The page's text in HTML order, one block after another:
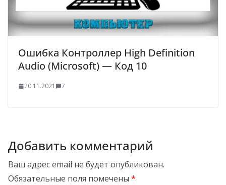
Ошибка Контроллер High Definition
Audio (Microsoft) — Код 10
20.11.2021 7
Добавить комментарий
Ваш адрес email не будет опубликован.
Обязательные поля помечены *